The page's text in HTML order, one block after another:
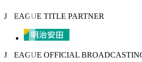
J.LEAGUE TITLE PARTNER
J.LEAGUE OFFICIAL